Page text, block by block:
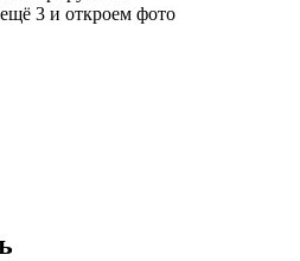
3 и откроем фото